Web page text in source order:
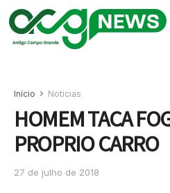
Início Noticias
HOMEM TACA
PROPRIO CARRO
27 de julho de 2018